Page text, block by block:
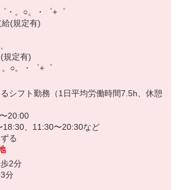
ど
でカンタン面接OK！
スピード対応。
にご相談ください！
きない」とあきらめていたお客様が、「ア
めてメイクの楽しさを知りました！・・・
ずもらい泣きしそうになるぐらい、感動を
・。○。・゜+゜
(規定有)
規定有)
。○。・゜+゜
シフト勤務（1日平均労働時間7.5h、休憩
20:00
、11:30〜20:30など
る
2分
分